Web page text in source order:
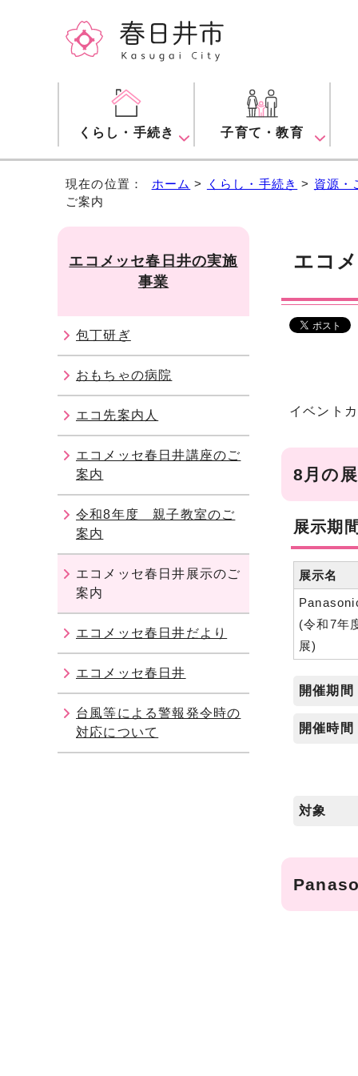
くらし・手続き 子育て・教育
現在の位置： ホーム > くらし・手続き > 資源・
ご案内
エコ
イベント
8月の
展示期
展示名
(令和7年
展)
開催期間
開催時間
対象
エコメッセ春日井の実施
事業
包丁研ぎ
おもちゃの病院
エコ先案内人
エコメッセ春日井講座のご
案内
令和8年度 親子教室のご
案内
エコメッセ春日井展示のご
案内
エコメッセ春日井だより
エコメッセ春日井
台風等による警報発令時の
対応について